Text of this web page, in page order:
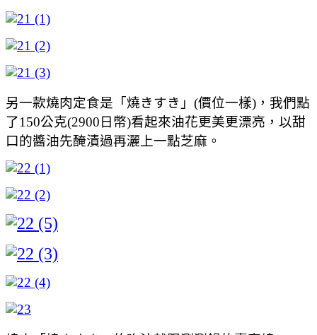
另一款燒肉定食是「燒きすき」(價位一樣)，我們點
了150公克(2900日幣)看起來油花更美更漂亮，以甜
口的醬油先醃漬過再灑上一點芝麻。